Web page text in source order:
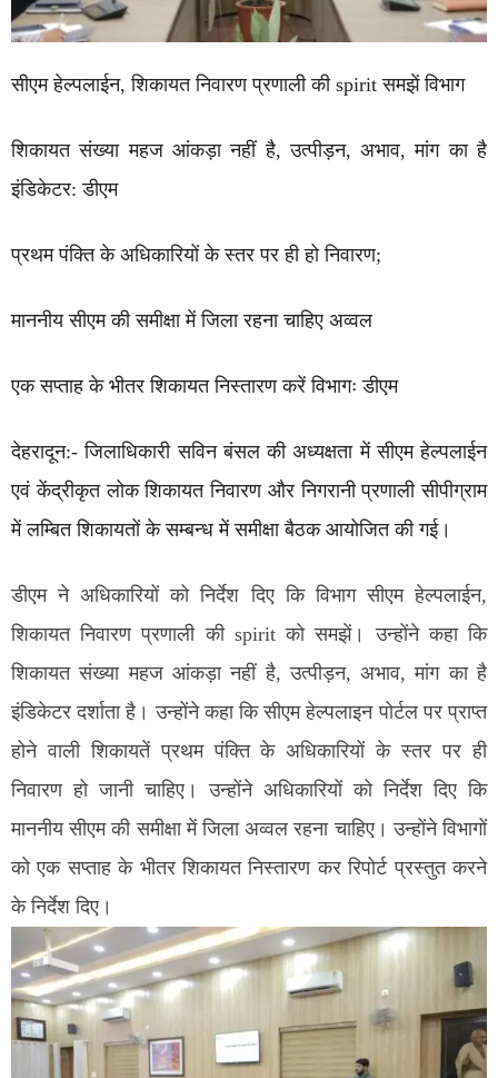
सीएम हेल्पलाईन, शिकायत निवारण प्रणाली की spirit समझें विभाग
शिकायत संख्या महज आंकड़ा नहीं है, उत्पीड़न, अभाव, मांग का है
इंडिकेटर: डीएम
प्रथम पंक्ति के अधिकारियों के स्तर पर ही हो निवारण;
माननीय सीएम की समीक्षा में जिला रहना चाहिए अव्वल
एक सप्ताह के भीतर शिकायत निस्तारण करें विभागः डीएम
देहरादून:- जिलाधिकारी सविन बंसल की अध्यक्षता में सीएम हेल्पलाईन
एवं केंद्रीकृत लोक शिकायत निवारण और निगरानी प्रणाली सीपीग्राम
में लम्बित शिकायतों के सम्बन्ध में समीक्षा बैठक आयोजित की गई।
डीएम ने अधिकारियों को निर्देश दिए कि विभाग सीएम हेल्पलाईन,
शिकायत निवारण प्रणाली की spirit को समझें। उन्होंने कहा कि
शिकायत संख्या महज आंकड़ा नहीं है, उत्पीड़न, अभाव, मांग का है
इंडिकेटर दर्शाता है। उन्होंने कहा कि सीएम हेल्पलाइन पोर्टल पर प्राप्त
होने वाली शिकायतें प्रथम पंक्ति के अधिकारियों के स्तर पर ही
निवारण हो जानी चाहिए। उन्होंने अधिकारियों को निर्देश दिए कि
माननीय सीएम की समीक्षा में जिला अव्वल रहना चाहिए। उन्होंने विभागों
को एक सप्ताह के भीतर शिकायत निस्तारण कर रिपोर्ट प्रस्तुत करने
के निर्देश दिए।